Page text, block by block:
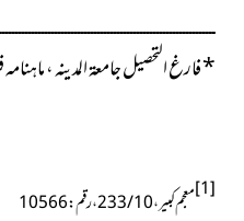
*فارغ التحصیل جامعۃ المدینہ ،
[1]
معجم کبیر ، 10 / 233 ، رقم : 10566